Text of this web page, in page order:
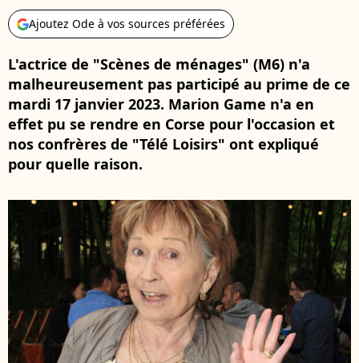
Ajoutez Ode à vos sources préférées
L'actrice de "Scènes de ménages" (M6) n'a
malheureusement pas participé au prime de ce
mardi 17 janvier 2023. Marion Game n'a en
effet pu se rendre en Corse pour l'occasion et
nos confrères de "Télé Loisirs" ont expliqué
pour quelle raison.